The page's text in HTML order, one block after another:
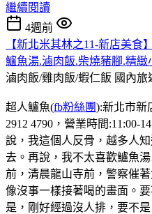
繼續閱讀
4週前
【新北米其林之11-新店美食
鱸魚湯.滷肉飯.柴燒豬腳.精緻
滷肉飯/雞肉飯/蝦仁飯 國內旅
超人鱸魚(fb粉絲團):新北市新
2912 4790，營業時間:11:00-
說，我這個人反骨，越多人
去。再說，我不太喜歡鱸魚
前，清晨龍山寺前，警察催
像沒事一樣接著喝的畫面。
是，剛好經過沒人排，要不